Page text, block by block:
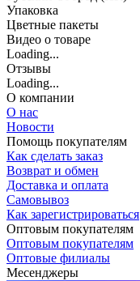
Упаковка
Цветные пакеты
Видео о товаре
Loading...
Отзывы
Loading...
О компании
О нас
Новости
Помощь покупателям
Как сделать заказ
Возврат и обмен
Доставка и оплата
Самовывоз
Как зарегистрироваться
Оптовым покупателям
Оптовым покупателям
Оптовые филиалы
Месенджеры